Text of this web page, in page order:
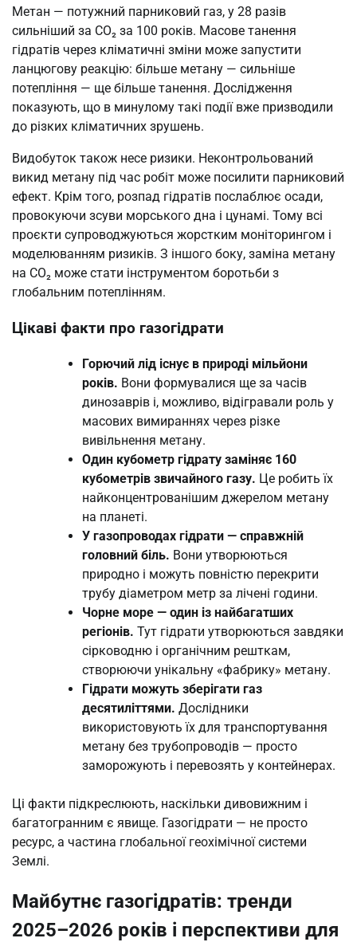
Метан — потужний парниковий газ, у 28 разів
сильніший за CO₂ за 100 років. Масове танення
гідратів через кліматичні зміни може запустити
ланцюгову реакцію: більше метану — сильніше
потепління — ще більше танення. Дослідження
показують, що в минулому такі події вже призводили
до різких кліматичних зрушень.
Видобуток також несе ризики. Неконтрольований
викид метану під час робіт може посилити парниковий
ефект. Крім того, розпад гідратів послаблює осади,
провокуючи зсуви морського дна і цунамі. Тому всі
проєкти супроводжуються жорстким моніторингом і
моделюванням ризиків. З іншого боку, заміна метану
на CO₂ може стати інструментом боротьби з
глобальним потеплінням.
Цікаві факти про газогідрати
Горючий лід існує в природі мільйони
років. Вони формувалися ще за часів
динозаврів і, можливо, відігравали роль у
масових вимираннях через різке
вивільнення метану.
Один кубометр гідрату заміняє 160
кубометрів звичайного газу. Це робить їх
найконцентрованішим джерелом метану
на планеті.
У газопроводах гідрати — справжній
головний біль. Вони утворюються
природно і можуть повністю перекрити
трубу діаметром метр за лічені години.
Чорне море — один із найбагатших
регіонів. Тут гідрати утворюються завдяки
сірководню і органічним решткам,
створюючи унікальну «фабрику» метану.
Гідрати можуть зберігати газ
десятиліттями. Дослідники
використовують їх для транспортування
метану без трубопроводів — просто
заморожують і перевозять у контейнерах.
Ці факти підкреслюють, наскільки дивовижним і
багатогранним є явище. Газогідрати — не просто
ресурс, а частина глобальної геохімічної системи
Землі.
Майбутнє газогідратів: тренди
2025–2026 років і перспективи для